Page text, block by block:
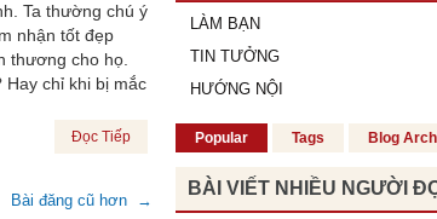
Ta thường chú ý
nhận tốt đẹp
thương cho họ.
chỉ khi bị mắc
Đọc Tiếp
Bài đăng cũ hơn →
"Từ khi tham gia khoá học, em
sâu sắc hơn mình đang tự huỷ
thui chột đi những giá trị vốn có
Qua các bài tập, các tấm thẻ giá
thuật toán, trắc nghiệm, em hiểu
thân và thôi không lo lắng về những
trước mắt nữa."
Hồng Hạnh
, 19 tuổi
LÀM BẠN
TIN TƯỞNG
HƯỚNG NỘI
Popular Tags Blog
BÀI VIẾT NHIỀU NGƯỜI